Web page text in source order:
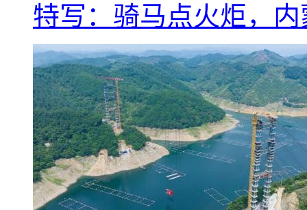
特写：骑马点火炬，